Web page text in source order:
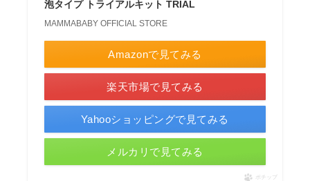
泡タイプ トライアルキット TRIAL
MAMMABABY OFFICIAL STORE
Amazonで見てみる
楽天市場で見てみる
Yahooショッピングで見てみる
メルカリで見てみる
ポチップ